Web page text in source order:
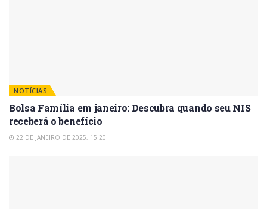
NOTÍCIAS
Bolsa Família em janeiro: Descubra quando seu NIS
receberá o benefício
22 DE JANEIRO DE 2025, 15:20H